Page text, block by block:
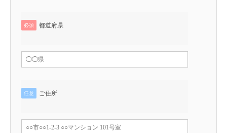
必須 都道府県
任意 ご住所